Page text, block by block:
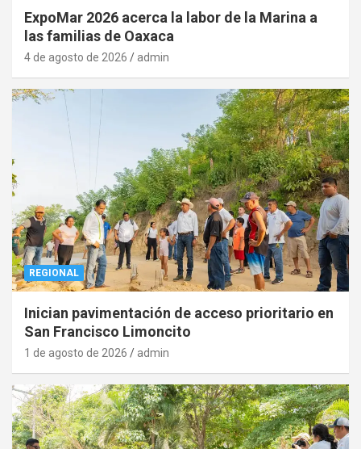
ExpoMar 2026 acerca la labor de la Marina a
las familias de Oaxaca
4 de agosto de 2026 admin
REGIONAL
Inician pavimentación de acceso prioritario en
San Francisco Limoncito
1 de agosto de 2026 admin